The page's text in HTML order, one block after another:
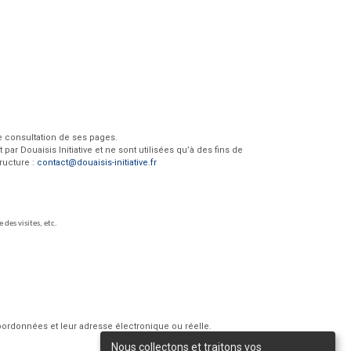
consultation de ses pages.
Douaisis Initiative et ne sont utilisées qu’à des fins de
: contact@douaisis-initiative.fr
des visites, etc.
et leur adresse électronique ou réelle.
Nous collectons et traitons vos